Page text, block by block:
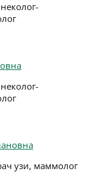
узи, маммолог